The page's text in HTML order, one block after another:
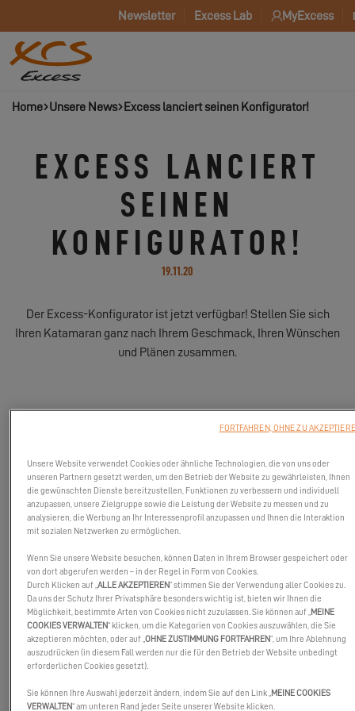
Newsletter Excess Lab MyExcess
Home Unsere News Excess lanciert seinen Konfigurator!
EXCESS LANCIERT
SEINEN
KONFIGURATOR!
19.11.20
Der Excess-Konfigurator ist jetzt verfügbar! Stellen Sie sich
Ihren Katamaran ganz nach Ihrem Geschmack, Ihren Wünschen
und Plänen zusammen.
DerExcess-Konfiguratorist jetzt verfügbar! Stellen Sie sich
und Plänen zusammen.
Unsere Website verwendet Cookies oder ähnliche Technologien, die von uns oder
unseren Partnern gesetzt werden, um den Betrieb der Website zu gewährleisten, Ihnen
die gewünschten Dienste bereitzustellen, Funktionen zu verbessern und individuell
anzupassen, unsere Zielgruppe sowie die Leistung der Website zu messen und zu
analysieren, die Werbung an Ihr Interessenprofil anzupassen und Ihnen die Interaktion
mit sozialen Netzwerken zu ermöglichen.
Wenn Sie unsere Website besuchen, können Daten in Ihrem Browser gespeichert oder
von dort abgerufen werden – in der Regel in Form von Cookies.
Durch Klicken auf „ALLE AKZEPTIEREN“ stimmen Sie der Verwendung aller Cookies zu.
Da uns der Schutz Ihrer Privatsphäre besonders wichtig ist, bieten wir Ihnen die
Möglichkeit, bestimmte Arten von Cookies nicht zuzulassen. Sie können auf „
MEINE
COOKIES VERWALTEN“ klicken, um die Kategorien von Cookies auszuwählen, die Sie
akzeptieren möchten, oder auf „OHNE ZUSTIMMUNG FORTFAHREN“, um Ihre Ablehnung
auszudrücken (in diesem Fall werden nur die für den Betrieb der Website unbedingt
erforderlichen Cookies gesetzt).
Sie können Ihre Auswahl jederzeit ändern, indem Sie auf den Link „
MEINE COOKIES
VERWALTEN“ am unteren Rand jeder Seite unserer Website klicken.
FORTFAHREN, OHNE ZU